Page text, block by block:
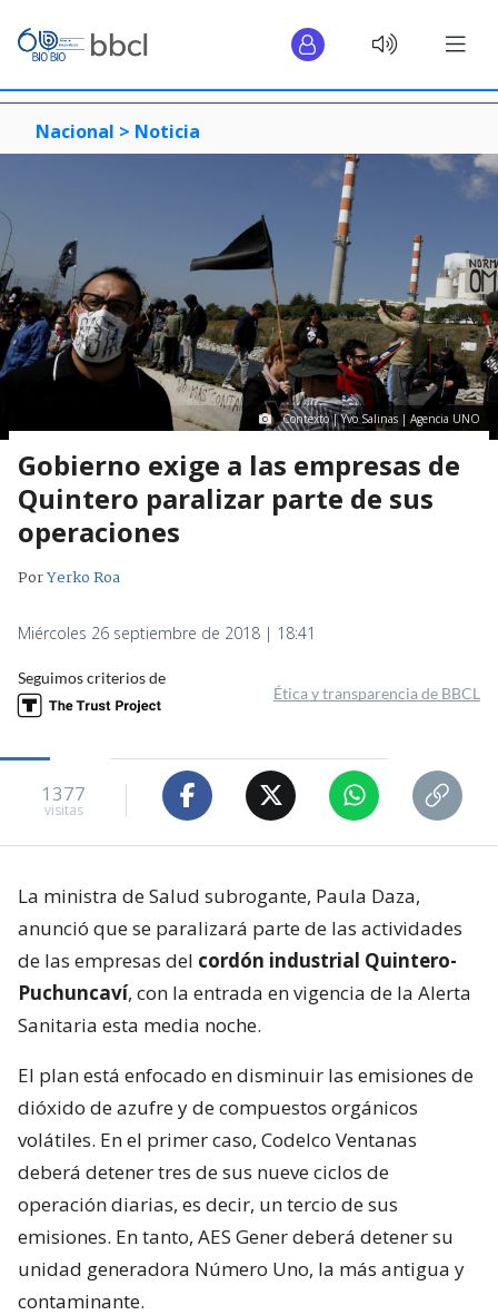
Nacional > Noticia
Contexto | Yvo Salinas | Agencia UNO
Gobierno exige a las empresas de
Quintero paralizar parte de sus
operaciones
PorYerko Roa
Miércoles 26 septiembre de 2018 | 18:41
Seguimos criterios de
Ética y transparencia de BBCL
1377
visitas
La ministra de Salud subrogante, Paula Daza,
anunció que se paralizará parte de las actividades
de las empresas del cordón industrial Quintero-
Puchuncaví, con la entrada en vigencia de la Alerta
Sanitaria esta media noche.
El plan está enfocado en disminuir las emisiones de
dióxido de azufre y de compuestos orgánicos
volátiles. En el primer caso, Codelco Ventanas
deberá detener tres de sus nueve ciclos de
operación diarias, es decir, un tercio de sus
emisiones. En tanto, AES Gener deberá detener su
unidad generadora Número Uno, la más antigua y
contaminante.